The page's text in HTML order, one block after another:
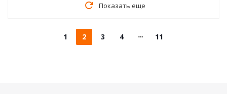
Показать еще
1 2 3 4 11